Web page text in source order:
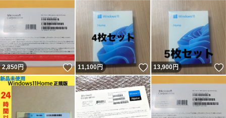
2,850円 いいね！
11,100円 いいね！
13,900円